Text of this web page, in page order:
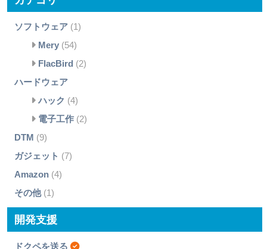
ソフトウェア(1)
Mery(54)
FlacBird (2)
ハードウェア
ハック (4)
電子工作(2)
DTM (9)
ガジェット (7)
Amazon(4)
その他(1)
開発支援
ドクペを送る